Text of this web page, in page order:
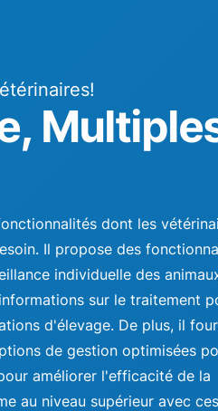
dont les
Il propose des
individuelle des
sur le traitement
d'élevage. De plus, il
de gestion optimisées
améliorer l'efficacité de la
au niveau supérieur avec ces